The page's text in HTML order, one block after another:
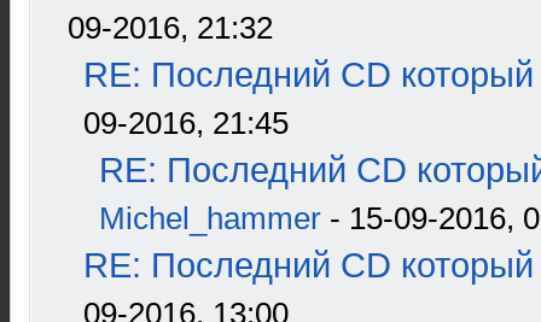
09-2016, 21:32
RE: Последний CD который
09-2016, 21:45
RE: Последний CD
Michel_hammer - 15-09-2016,
RE: Последний CD который
09-2016, 13:00